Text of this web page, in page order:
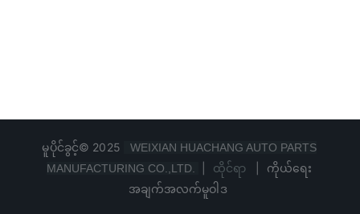
မူပိုင်ခွင့်© 2025
WEIXIAN HUACHANG AUTO PARTS
MANUFACTURING CO.,LTD.
ထိုင်ရာ
ကိုယ်ရေး
အချက်အလက်မူဝါဒ